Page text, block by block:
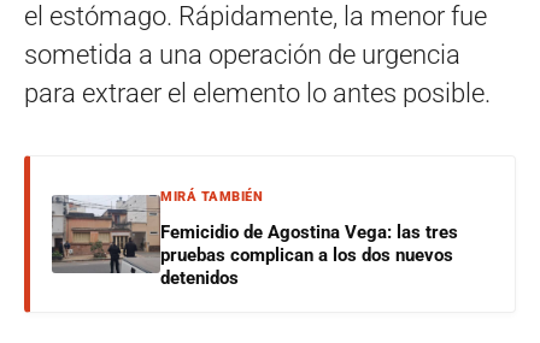
el estómago. Rápidamente, la menor fue
sometida a una operación de urgencia
para extraer el elemento lo antes posible.
MIRÁ TAMBIÉN
Femicidio de Agostina Vega: las tres
pruebas complican a los dos nuevos
detenidos